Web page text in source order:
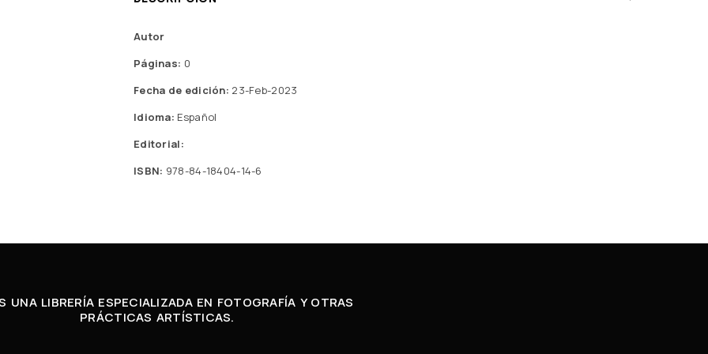
Autor
Páginas: 0
Fecha de edición: 23-Feb-2023
Idioma: Español
Editorial:
ISBN: 978-84-18404-14-6
UNA LIBRERÍA ESPECIALIZADA EN FOTOGRAFÍA Y OTRAS
PRÁCTICAS ARTÍSTICAS.